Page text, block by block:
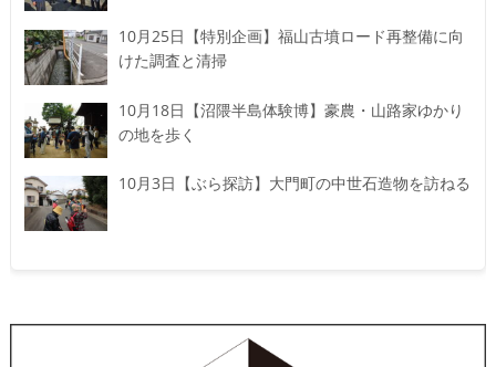
10月25日【特別企画】福山古墳ロード再整備に向
けた調査と清掃
10月18日【沼隈半島体験博】豪農・山路家ゆかり
の地を歩く
10月3日【ぶら探訪】大門町の中世石造物を訪ねる